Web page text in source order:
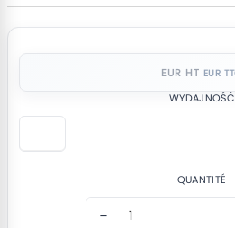
EUR HT
WYDAJNOŚĆ
QUANTITÉ
−